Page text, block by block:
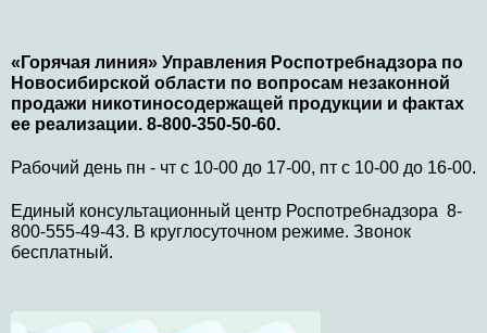
«Горячая линия» Управления Роспотребнадзора по
Новосибирской области по вопросам незаконной
продажи никотиносодержащей продукции и фактах
ее реализации. 8-800-350-50-60.
Рабочий день пн - чт с 10-00 до 17-00, пт с 10-00 до 16-00.
Единый консультационный центр Роспотребнадзора 8-
800-555-49-43. В круглосуточном режиме. Звонок
бесплатный.